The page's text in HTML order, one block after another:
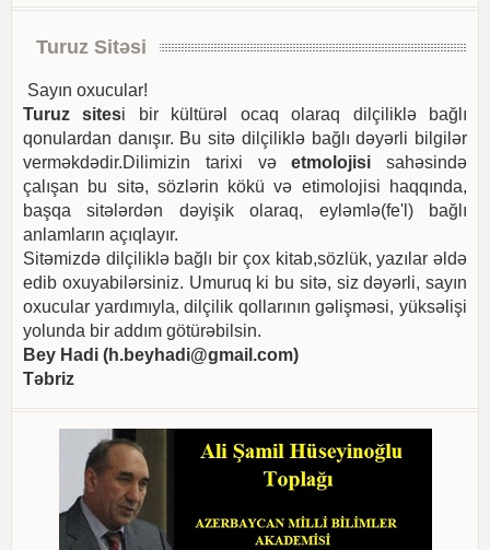
Turuz Sitəsi
Sayın oxucular!
Turuz sitesi bir kültürəl ocaq olaraq dilçiliklə bağlı
qonulardan danışır. Bu sitə dilçiliklə bağlı dəyərli bilgilər
verməkdədir.Dilimizin tarixi vəetmolojisi sahəsində
çalışan bu sitə, sözlərin kökü və etimolojisi haqqında,
başqa sitələrdən dəyişik olaraq, eyləmlə(fe'l) bağlı
anlamların açıqlayır.
Sitəmizdə dilçiliklə bağlı bir çox kitab,sözlük, yazılar əldə
edib oxuyabilərsiniz. Umuruq ki bu sitə, siz dəyərli, sayın
oxucular yardımıyla, dilçilik qollarının gəlişməsi, yüksəlişi
yolunda bir addım götürəbilsin.
Bey Hadi (h.beyhadi@gmail.com)
Təbriz